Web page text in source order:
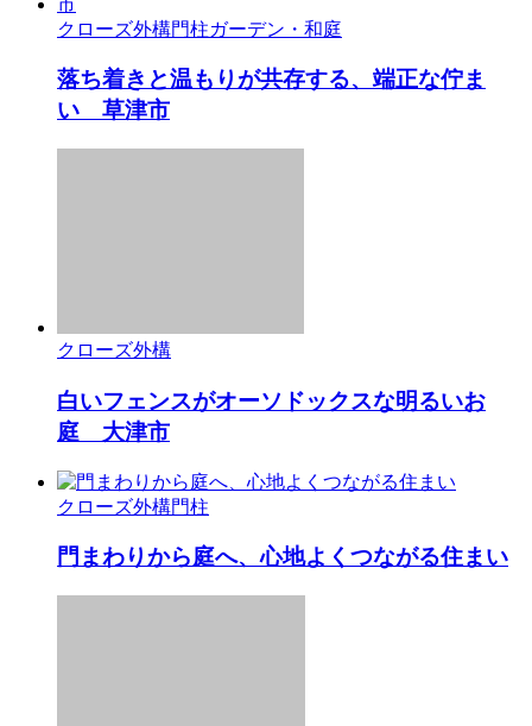
クローズ外構門柱ガーデン・和庭
落ち着きと温もりが共存する、端正な佇ま
い 草津市
クローズ外構
白いフェンスがオーソドックスな明るいお
庭 大津市
クローズ外構門柱
門まわりから庭へ、心地よくつながる住まい